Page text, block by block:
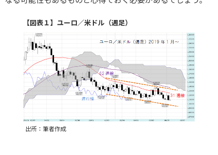
【図表１】ユーロ／米ドル（週足）
出所：筆者作成